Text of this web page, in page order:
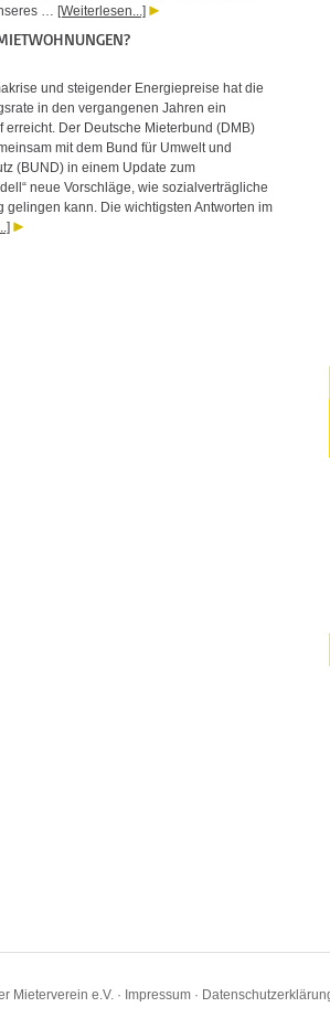
… [Weiterlesen...]
und steigender Energiepreise hat die
in den vergangenen Jahren ein
erreicht. Der Deutsche Mieterbund (DMB)
mit dem Bund für Umwelt und
(BUND) in einem Update zum
neue Vorschläge, wie sozialverträgliche
gelingen kann. Die wichtigsten Antworten im
Mieterverein e.V. · Impressum ·